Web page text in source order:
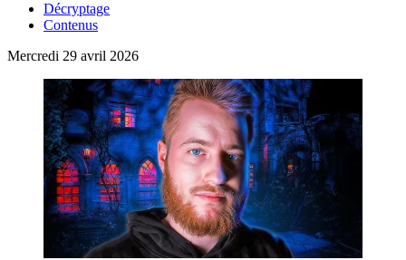
Décryptage
Contenus
Mercredi 29 avril 2026